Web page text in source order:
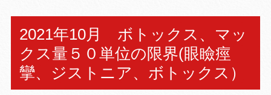
2021年10月 ボトックス、マッ
クス量５０単位の限界(眼瞼痙
攣、ジストニア、ボトックス）